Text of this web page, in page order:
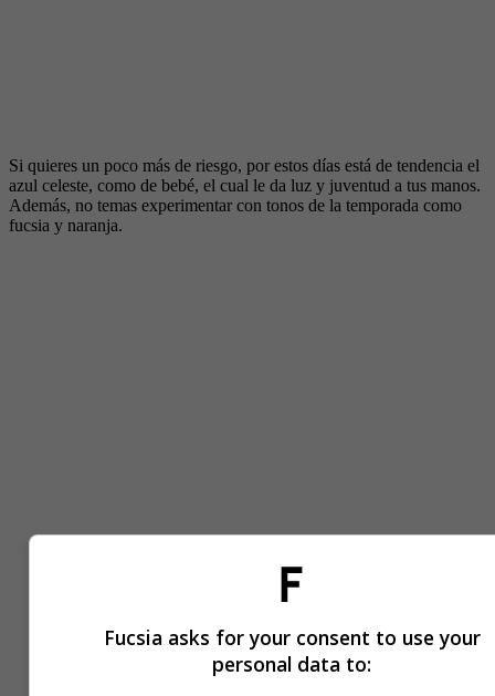
Si quieres un poco más de riesgo, por estos días está de tendencia el
azul celeste, como de bebé, el cual le da luz y juventud a tus manos.
Además, no temas experimentar con tonos de la temporada como
fucsia y naranja.
Fucsia asks for your consent to use your
personal data to: